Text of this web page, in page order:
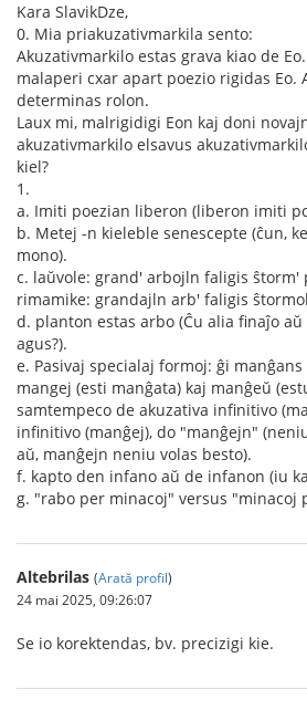
Kara SlavikDze,
0. Mia priakuzativmarkila sento:
Akuzativmarkilo estas grava kiao de
malaperi cxar apart poezio rigidas Eo.
determinas rolon.
Laux mi, malrigidigi Eon kaj doni
akuzativmarkilo elsavus
kiel?
1.
a. Imiti poezian liberon (liberon imiti
b. Metej -n kieleble senescepte (ĉun,
mono).
c. laŭvole: grand' arbojln faligis ŝtorm'
rimamike: grandajln arb' faligis
d. planton estas arbo (Ĉu alia finaĵo
agus?).
e. Pasivaj specialaj formoj: ĝi
mangej (esti manĝata) kaj manĝeŭ
samtempeco de akuzativa infinitivo
infinitivo (manĝej), do "manĝejn"
aŭ, manĝejn neniu volas besto).
f. kapto den infano aŭ de infanon (iu
g. "rabo per minacoj" versus "minacoj
Altebrilas (Arată profil)
24 mai 2025, 09:26:07
Se io korektendas, bv. precizigi kie.